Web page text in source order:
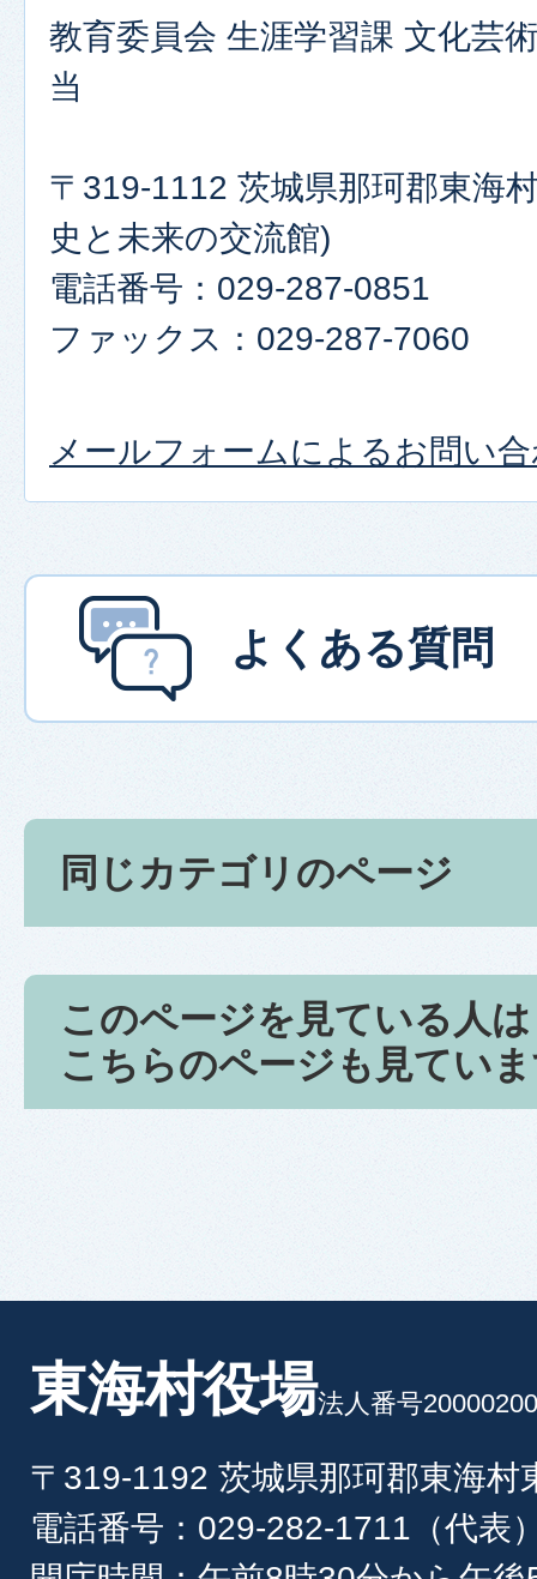
教育委員会 生涯学習課 文化芸
当
〒319-1112 茨城県那珂郡東海
史と未来の交流館)
電話番号：029-287-0851
ファックス：029-287-7060
メールフォームによるお問い
よくある質問
同じカテゴリのページ
このページを見ている人は
こちらのページも見てい
東海村役場法人番号
〒319-1192 茨城県那珂郡東海村
電話番号：029-282-1711（代表